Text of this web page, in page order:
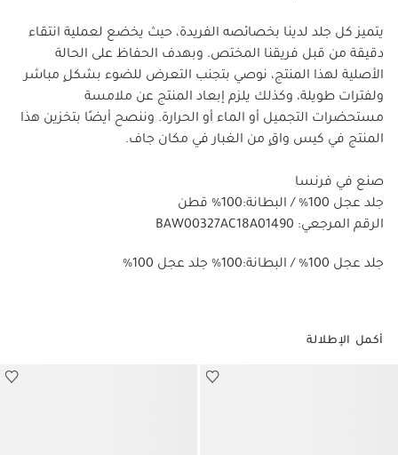
يتميز كل جلد لدينا بخصائصه الفريدة، حيث يخضع لعملية انتقاء
دقيقة من قبل فريقنا المختص. وبهدف الحفاظ على الحالة
الأصلية لهذا المنتج، نوصي بتجنب التعرض للضوء بشكلٍ مباشر
ولفترات طويلة، وكذلك يلزم إبعاد المنتج عن ملامسة
مستحضرات التجميل أو الماء أو الحرارة. وننصح أيضًا بتخزين هذا
المنتج في كيس واقٍ من الغبار في مكان جاف.
صنع في فرنسا
جلد عجل 100% / البطانة:100% قطن
الرقم المرجعي: BAW00327AC18A01490
%100 جلد عجل 100% / البطانة:100% جلد عجل
أكمل الإطلالة